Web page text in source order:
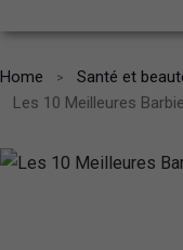
Home
Santé et
Les 10 Meilleures